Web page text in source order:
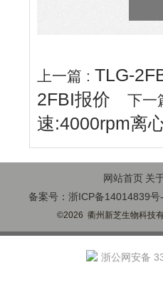
上一篇 : TLG-
2FBI报价 下一
速:4000rpm离
网站首页 关
备案号：浙ICP备14014839号
©2026 衢州新芝生物科技
浙公网安备